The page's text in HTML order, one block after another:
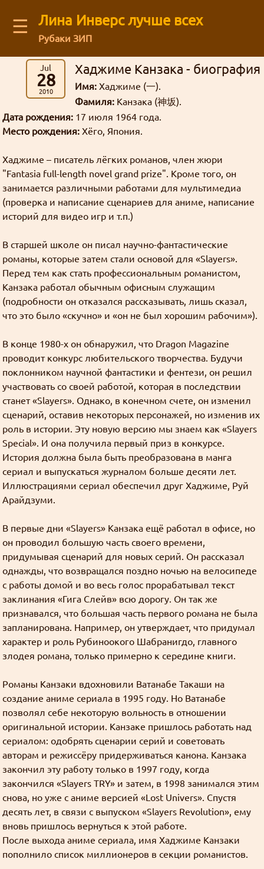
☰ Лина Инверс лучше всех
Рубаки ЗИП
You are not logged in
orregirsteran account
Jul
28
2010
Хаджиме Канзака - биография
Имя: Хаджиме (一).
Фамиля: Канзака (神坂).
Дата рождения: 17 июля 1964 года.
Место рождения: Хёго, Япония.
Хаджиме – писатель лёгких романов, член жюри
"Fantasia full-length novel grand prize". Кроме того, он
занимается различными работами для мультимедиа
(проверка и написание сценариев для аниме, написание
историй для видео игр и т.п.)
В старшей школе он писал научно-фантастические
романы, которые затем стали основой для «Slayers».
Перед тем как стать профессиональным романистом,
Канзака работал обычным офисным служащим
(подробности он отказался рассказывать, лишь сказал,
что это было «скучно» и «он не был хорошим рабочим»).
В конце 1980-х он обнаружил, что Dragon Magazine
проводит конкурс любительского творчества. Будучи
поклонником научной фантастики и фентези, он решил
участвовать со своей работой, которая в последствии
станет «Slayers». Однако, в конечном счете, он изменил
сценарий, оставив некоторых персонажей, но изменив их
роль в истории. Эту новую версию мы знаем как «Slayers
Special». И она получила первый приз в конкурсе.
История должна была быть преобразована в манга
сериал и выпускаться журналом больше десяти лет.
Иллюстрациями сериал обеспечил друг Хаджиме, Руй
Арайдзуми.
В первые дни «Slayers» Канзака ещё работал в офисе, но
он проводил большую часть своего времени,
придумывая сценарий для новых серий. Он рассказал
однажды, что возвращался поздно ночью на велосипеде
с работы домой и во весь голос прорабатывал текст
заклинания «Гига Слейв» всю дорогу. Он так же
признавался, что большая часть первого романа не была
запланирована. Например, он утверждает, что придумал
характер и роль Рубиноокого Шабранигдо, главного
злодея романа, только примерно к середине книги.
Романы Канзаки вдохновили Ватанабе Такаши на
создание аниме сериала в 1995 году. Но Ватанабе
позволял себе некоторую вольность в отношении
оригинальной истории. Канзаке пришлось работать над
сериалом: одобрять сценарии серий и советовать
авторам и режиссёру придерживаться канона. Канзака
закончил эту работу только в 1997 году, когда
закончился «Slayers TRY» и затем, в 1998 занимался этим
снова, но уже с аниме версией «Lost Univers». Спустя
десять лет, в связи с выпуском «Slayers Revolution», ему
вновь пришлось вернуться к этой работе.
После выхода аниме сериала, имя Хаджиме Канзаки
пополнило список миллионеров в секции романистов.
Message board
Feedback form
About our authors
Store
Архив старого форума
Можешь ли ты общаться с нами через
Дискорд?
Ввиду некоторых политических
действий, Дискорд может быть
недоступен в некоторых регионах. Мы
хотим быть уверены в том что все
желающие смогут зайти в чат.
Нет
Да
You must log in to vote
You can check the results in archive when
the poll is closed
Polls archive
Search for:
Find
Аниме
Рубаки
(55)
Магия (17)
География
(5)
Творчество
(63)
Переводы
Всякие всякости (30)
Рецензии
(5)
Хорошие, добрые буквы (38)
Хорошие, добрые картинки
(12)
Grammar nazi (3)
Новости
(6)
Форум Slayers.RU (12)
Latest blog comments:
Mega Brand Kikaku от 15.03.2026 (Вопросы месяца №174)
Джима
: На последний вопрос старичок
Кандзака на удивление прямо ответил 😺
Mega Brand Kikaku от 03.11.2025 (Вопросы месяца №170)
Mega Brand Kikaku от 04.10.2025 (Вопросы месяца №169)
Grabz: Как раз недавно вспоминал на
анимефоруме про Аматэру, гы.
Nous_Magus : Это хорошие новости. Надеюсь,
что развитие будет продолжаться.
Сборник вопросов месяца с 5 по 155
Goury: (ﾉ◕ヮ◕)ﾉ*:･ﾟ✧ ❤️
Grabz: Я хз че такое "OPT аутентификация",
Эрнст памаги! Двухфакторная что ли?
((╬ಠิ﹏ಠิ))
Grabz: А что там с камь-юнити Слеерс-
параллель? Последний раз когда проверял у них
даже регистрация была закрыта. Нексса-джахады
там всякие, Мордейны, Розевиры, где все эти
люди были 8 лет?
((╬ಠิ﹏ಠิ))
Grabz: Похоже просто до Клавдифлёра
только-только дошли обновления днс записей
для этого домена, вроде заработало.
((╬ಠิ﹏ಠิ))
включен Cloudflare WARP?
((╬ಠิ﹏ಠิ))
Goury:
https://slayers.zip/bb/feedback/view/957bbe10-
d41d-4e59-846f-1848412e14f2
Latest message board posts:
Нам нужно больше голосований
Goury: Предлагайте ваши предложения
Как добывать золото
Goury: У меня нет такой уверенности.
На фоне того что там творится, не факт что я
смогу продлить регистрацию домена.
Так что, скорее всего, останется только
слеерсзипа.
А слеерсра рано или поздно закончится, к
сожалению.
Как добывать золото
Grabz:
Дискорд всё, тг всё, вк всё. Останется толькоодин
слеерсра, инфа 100%.
: "I'll put that to good use." xD
фанфик буквы манга Зелгадис рисунки
Revolution Кселлос японский фанарт
административное
жизнь торжественно форум
интервью
ненависть
блог Рубаки
L-сама сайт ответы история боги
спам матчасть линуксы Жанр стёб
Кандзака
опрос мазоку Гаури открытки кризис Луна Инверс
мироздание кавай политота новости
Aliza
Blue in the shell
перевод интернеты рецензия
фанарт Предупреждений нет
Recent visitors
Guests: 28
Members: 0